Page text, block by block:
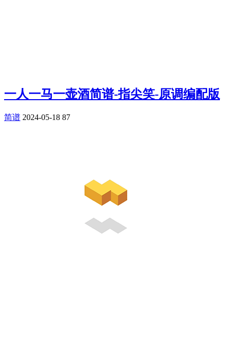
一人一马一壶酒简谱-指尖笑-原调编配版
简谱 2024-05-18 87